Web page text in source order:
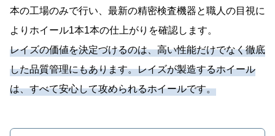
本の工場のみで行い、最新の精密検査機器と職人の目視に
よりホイール1本1本の仕上がりを確認します。
レイズの価値を決定づけるのは、高い性能だけでなく徹底
した品質管理にもあります。レイズが製造するホイール
は、すべて安心して攻められるホイールです。